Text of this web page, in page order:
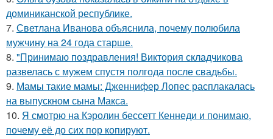
доминиканской республике.
7. Светлана Иванова объяснила, почему полюбила
мужчину на 24 года старше.
8. "Принимаю поздравления! Виктория складчикова
развелась с мужем спустя полгода после свадьбы.
9. Мамы такие мамы: Дженнифер Лопес расплакалась
на выпускном сына Макса.
10. Я смотрю на Кэролин бессетт Кеннеди и понимаю,
почему её до сих пор копируют.